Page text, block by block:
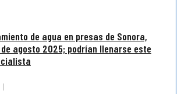
de agua en presas de Sonora,
agosto 2025; podrían llenarse este